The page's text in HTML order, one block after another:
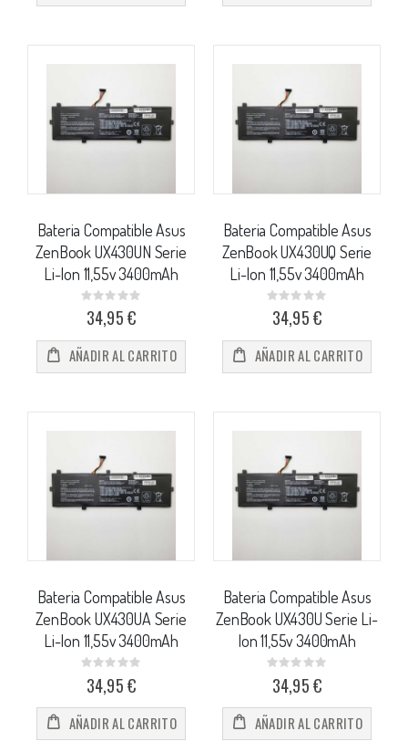
Bateria Compatible Asus
ZenBook UX430UN Serie
Li-Ion 11,55v 3400mAh
Rating:
0%34,95 €
AÑADIR AL CARRITO
Bateria Compatible Asus
ZenBook UX430UQ Serie
Li-Ion 11,55v 3400mAh
Rating:
0%34,95 €
AÑADIR AL CARRITO
Bateria Compatible Asus
ZenBook UX430UA Serie
Li-Ion 11,55v 3400mAh
Rating:
0%34,95 €
AÑADIR AL CARRITO
Bateria Compatible Asus
ZenBook UX430U Serie Li-
Ion 11,55v 3400mAh
Rating:
0%34,95 €
AÑADIR AL CARRITO